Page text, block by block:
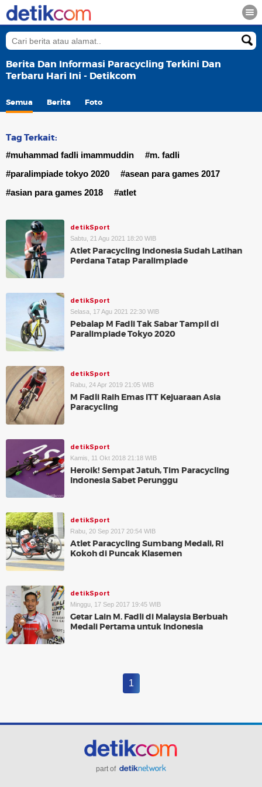
Berita Dan Informasi Paracycling Terkini Dan
Terbaru Hari Ini - Detikcom
Semua Berita Foto
Tag Terkait:
#muhammad fadli imammuddin
#m. fadli
#paralimpiade tokyo 2020
#asean para games 2017
#asian para games 2018
#atlet
detikSport
Sabtu, 21 Agu 2021 18:20 WIB
Atlet Paracycling Indonesia Sudah Latihan
Perdana Tatap Paralimpiade
detikSport
Selasa, 17 Agu 2021 22:30 WIB
Pebalap M Fadli Tak Sabar Tampil di
Paralimpiade Tokyo 2020
detikSport
Rabu, 24 Apr 2019 21:05 WIB
M Fadli Raih Emas ITT Kejuaraan Asia
Paracycling
detikSport
Kamis, 11 Okt 2018 21:18 WIB
Heroik! Sempat Jatuh, Tim Paracycling
Indonesia Sabet Perunggu
detikSport
Rabu, 20 Sep 2017 20:54 WIB
Atlet Paracycling Sumbang Medali, RI
Kokoh di Puncak Klasemen
detikSport
Minggu, 17 Sep 2017 19:45 WIB
Getar Lain M. Fadli di Malaysia Berbuah
Medali Pertama untuk Indonesia
1
part of